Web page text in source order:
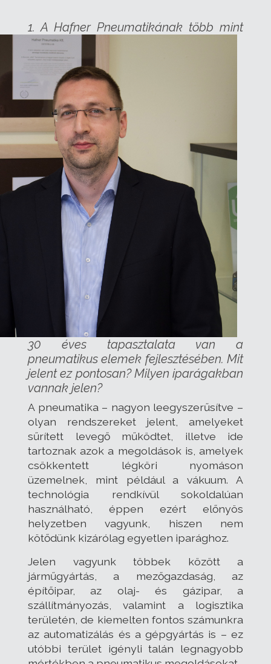
1. A Hafner Pneumatikának több mint
30 éves tapasztalata van a
pneumatikus elemek fejlesztésében. Mit
jelent ez pontosan? Milyen iparágakban
vannak jelen?
A pneumatika – nagyon leegyszerűsítve –
olyan rendszereket jelent, amelyeket
sűrített levegő működtet, illetve ide
tartoznak azok a megoldások is, amelyek
csökkentett légköri nyomáson
üzemelnek, mint például a vákuum. A
technológia rendkívül sokoldalúan
használható, éppen ezért előnyös
helyzetben vagyunk, hiszen nem
kötődünk kizárólag egyetlen iparághoz.
Jelen vagyunk többek között a
járműgyártás, a mezőgazdaság, az
építőipar, az olaj- és gázipar, a
szállítmányozás, valamint a logisztika
területén, de kiemelten fontos számunkra
az automatizálás és a gépgyártás is – ez
utóbbi terület igényli talán legnagyobb